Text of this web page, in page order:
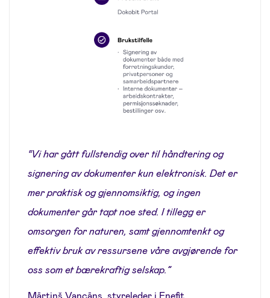
“Vi har gått fullstendig over til håndtering og
signering av dokumenter kun elektronisk. Det er
mer praktisk og gjennomsiktig, og ingen
dokumenter går tapt noe sted. I tillegg er
omsorgen for naturen, samt gjennomtenkt og
effektiv bruk av ressursene våre avgjørende for
oss som et bærekraftig selskap.”
Mārtiņš Vancāns, styreleder i Enefit